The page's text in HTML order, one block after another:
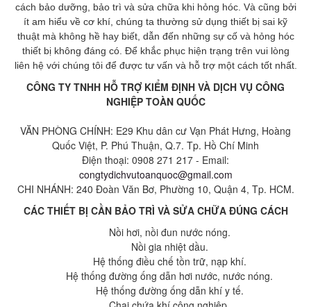
cách bảo dưỡng, bảo trì và sửa chữa khi hỏng hóc. Và cũng bởi
ít am hiểu về cơ khí, chúng ta thường sử dụng thiết bị sai kỹ
thuật mà không hề hay biết, dẫn đến những sự cố và hỏng hóc
thiết bị không đáng có. Để khắc phục hiện trạng trên vui lòng
liên hệ với chúng tôi để được tư vấn và hỗ trợ một cách tốt nhất.
CÔNG TY TNHH HỖ TRỢ KIỂM ĐỊNH VÀ DỊCH VỤ CÔNG
NGHIỆP TOÀN QUỐC
VĂN PHÒNG CHÍNH: E29 Khu dân cư Vạn Phát Hưng, Hoàng
Quốc Việt, P. Phú Thuận, Q.7. Tp. Hồ Chí Minh
Điện thoại: 0908 271 217 - Email:
congtydichvutoanquoc@gmail.com
CHI NHÁNH: 240 Đoàn Văn Bơ, Phường 10, Quận 4​, Tp. HCM.
CÁC THIẾT BỊ CẦN BẢO TRÌ VÀ SỬA CHỮA ĐÚNG CÁCH
Nồi hơi, nồi đun nước nóng.
Nồi gia nhiệt dầu.
Hệ thống điều chế tồn trữ, nạp khí.
Hệ thống đường ống dẫn hơi nước, nước nóng.
Hệ thống đường ống dẫn khí y tế.